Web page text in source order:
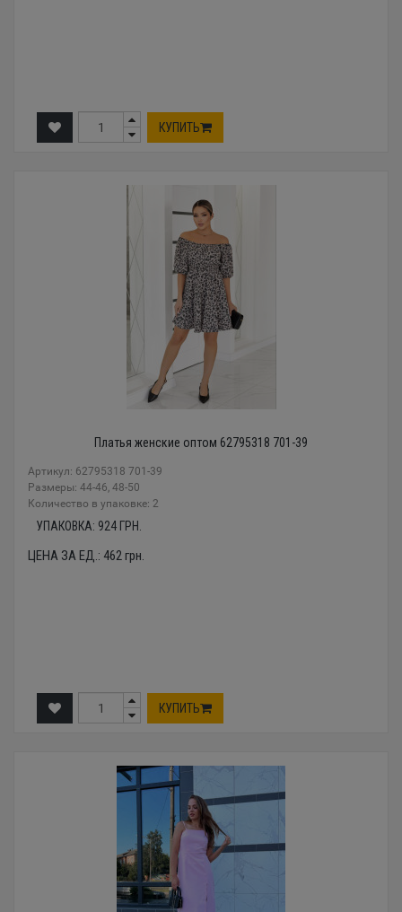
КУПИТЬ
Платья женские оптом 62795318 701-39
Артикул: 62795318 701-39
Размеры: 44-46, 48-50
Количество в упаковке: 2
УПАКОВКА: 924 ГРН.
ЦЕНА ЗА ЕД.: 462грн.
КУПИТЬ